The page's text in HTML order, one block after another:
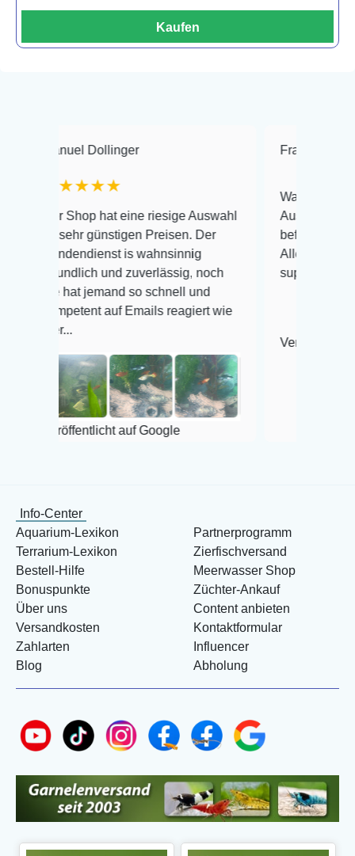
Kaufen
Dollinger
hat eine riesige Auswahl
günstigen Preisen. Der
is wahnsinnig
und zuverlässig, noch
jemand so schnell und
auf Emails reagiert wie
auf Google
Frank Hackmayer
Warenanlieferung Top
Auswahl plus
befinden der Fische
Alles ist quick lebendig
super Zustand. Gerne
Veröffentlicht auf Google
Info-Center
Aquarium-Lexikon
Terrarium-Lexikon
Bestell-Hilfe
Bonuspunkte
Über uns
Versandkosten
Zahlarten
Blog
Partnerprogramm
Zierfischversand
Meerwasser Shop
Züchter-Ankauf
Content anbieten
Kontaktformular
Influencer
Abholung